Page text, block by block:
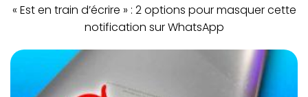
« Est en train d’écrire » : 2 options pour masquer cette
notification sur WhatsApp